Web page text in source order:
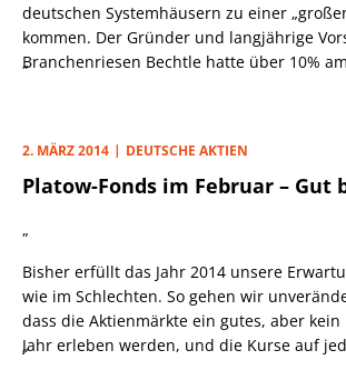
deutschen Systemhäusern zu einer
kommen. Der Gründer und langjährige
Branchenriesen Bechtle hatte über 10%
vier Monaten wieder von Bord. Die „große
Bechtle/Cancom wurde deshalb (bisher)
„
2. MÄRZ 2014 DEUTSCHE AKTIEN
Platow-Fonds im Februar – Gut
„
Bisher erfüllt das Jahr 2014 unsere
wie im Schlechten. So gehen wir
dass die Aktienmärkte ein gutes, aber
Jahr erleben werden, und die Kurse auf
„